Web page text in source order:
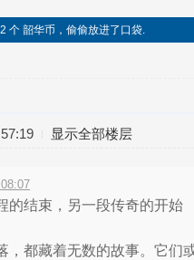
个 韶华币，偷偷放进了口袋.
显示全部楼层
的结束，另一段传奇的开始
，都藏着无数的故事。它们